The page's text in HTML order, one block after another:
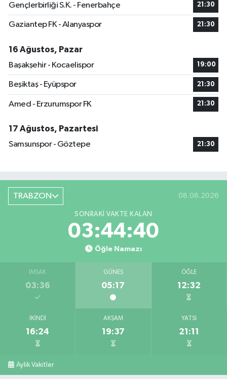
Gençlerbirliği S.K. - Fenerbahçe 21:30
Gaziantep FK - Alanyaspor 21:30
16 Ağustos, Pazar
Başakşehir - Kocaelispor
19:00
Beşiktaş - Eyüpspor 21:30
Amed - Erzurumspor FK 21:30
17 Ağustos, Pazartesi
Samsunspor - Göztepe
21:30
TRABZON 08.08.2026
SONRAKI VAKTE KALAN
03:44:40
Öğle Namazı
İMSAK
03:36
GÜNEŞ
05:17
ÖĞLE
12:32
İKINDI
16:24
AKŞAM
19:37
YATSI
21:11
Aylık Vakitler